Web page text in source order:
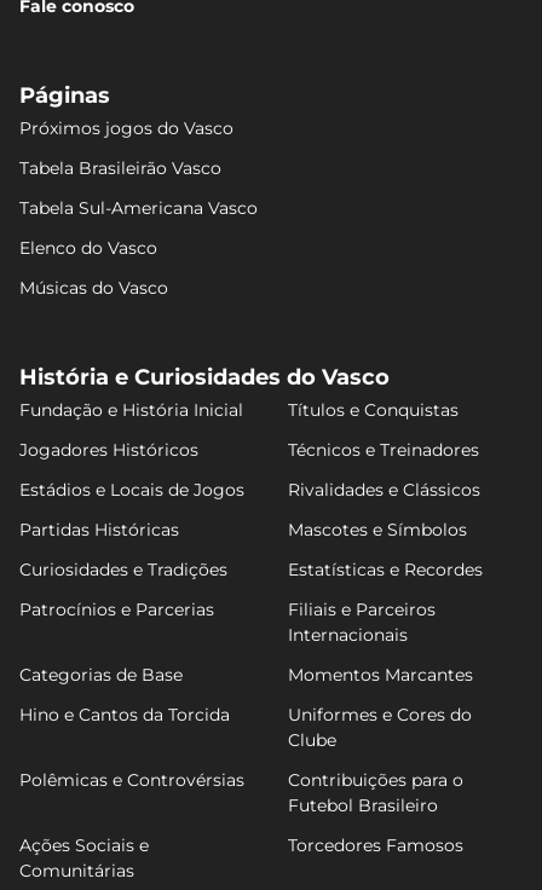
Fale conosco
Páginas
Próximos jogos do Vasco
Tabela Brasileirão Vasco
Tabela Sul-Americana Vasco
Elenco do Vasco
Músicas do Vasco
História e Curiosidades do Vasco
Fundação e História Inicial
Títulos e Conquistas
Jogadores Históricos
Técnicos e Treinadores
Estádios e Locais de Jogos
Rivalidades e Clássicos
Partidas Históricas
Mascotes e Símbolos
Curiosidades e Tradições
Estatísticas e Recordes
Patrocínios e Parcerias
Filiais e Parceiros
Internacionais
Categorias de Base
Momentos Marcantes
Hino e Cantos da Torcida
Uniformes e Cores do
Clube
Polêmicas e Controvérsias
Contribuições para o
Futebol Brasileiro
Ações Sociais e
Comunitárias
Torcedores Famosos